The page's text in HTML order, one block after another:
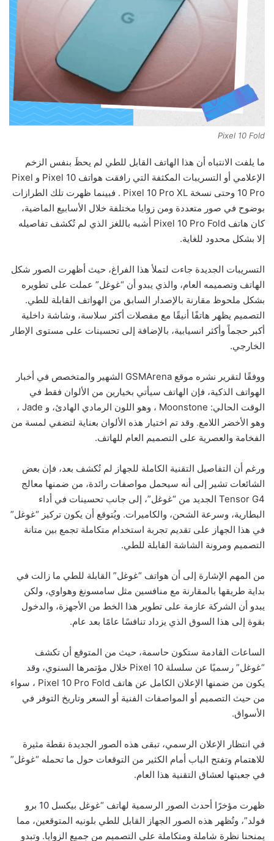
Pixel 10 Fold
ما يلفت الانتباه أن هذا الهاتف القابل للطي لم يحظَ بنفس الزخم
الإعلامي أو التسريبات المكثفة التي رافقت هواتف 10 و Pixel
10 Pro وحتى نسخة
فبينما ظهرت تلك الطرازات
بوضوح في صور متعددة ومن زوايا مختلفة خلال الأسابيع الماضية،
كان هاتف
أشبه باللغز الذي لم تُكشف تفاصيله
إلا بشكل محدود للغاية.
التسريبات الجديدة جاءت لتملأ هذا الفراغ، حيث أظهرت الصور شكل
الهاتف وتصميمه العام، والذي يبدو أن “غوغل” عملت على تطويره
بشكل ملحوظ مقارنة بالإصدار السابق من الهواتف القابلة للطي.
التصميم يظهر هاتفًا أنيقًا مع مفصلات أكثر سلاسة، وشاشة داخلية
أكبر حجماً وأكثر انسيابية، بالإضافة إلى تحسينات على مستوى الإطار
الخارجي.
ووفقًا لتقرير نشره موقع
الشهير والمتخصص في أخبار
الهواتف الذكية، فإن الهاتف سيأتي بخيارين من الألوان فقط في
الوقت الحالي: Moonstone ، وهو اللون الرمادي الهادئ، و Jade ،
وهو الأخضر اللامع. وقد تم اختيار هذه الألوان بعناية لتضفي لمسة من
الفخامة والعصرية على التصميم العام للهاتف.
ورغم أن التفاصيل التقنية الكاملة للجهاز لم تُكشف بعد، فإن بعض
الشائعات تشير إلى أنه سيحمل مواصفات رائدة، من ضمنها معالج
Tensor G4 الجديد من “غوغل”، إلى جانب تحسينات في أداء
البطارية، وسرعة الشحن، والكاميرات. ويُتوقع أن يكون تركيز “غوغل”
في هذا الجهاز على تقديم تجربة استخدام متكاملة تجمع بين متانة
التصميم ومرونة الشاشة القابلة للطي.
من المهم الإشارة إلى أن هواتف “غوغل” القابلة للطي ما زالت في
بداية طريقها بالمقارنة مع منافسين مثل سامسونغ وهواوي، ولكن
يبدو أن الشركة عازمة على تطوير هذا الخط من الأجهزة، والدخول
بقوة إلى هذا السوق الذي يزداد تنافسًا عامًا بعد عام.
الساعات القادمة ستكون حاسمة، حيث من المتوقع أن تكشف
“غوغل” رسميًا عن سلسلة
خلال مؤتمرها السنوي، وقد
يكون من ضمنها الإعلان الكامل عن هاتف
، سواء
من حيث التصميم أو المواصفات الفنية أو السعر وتاريخ التوفر في
الأسواق.
في انتظار الإعلان الرسمي، تبقى هذه الصور الجديدة نقطة مثيرة
للاهتمام وتفتح الباب أمام الكثير من التوقعات حول ما تحمله “غوغل”
في جعبتها لعشاق التقنية هذا العام.
ظهرت مؤخرًا أحدث الصور الرسمية لهاتف “غوغل بيكسل 10 برو
فولد”، وتُظهر هذه الصور الجهاز القابل للطي بلونيه المتوقعين، مما
يمنحنا نظرة شاملة ومتكاملة على التصميم من جميع الزوايا. وتبدو